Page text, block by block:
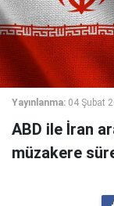
Yayınlanma: 04 Şubat
ABD ile İran
müzakere